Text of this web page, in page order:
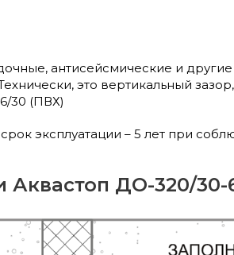
антисейсмические и
это вертикальный
30 (ПВХ)
эксплуатации – 5 лет при
ДО-320/30-